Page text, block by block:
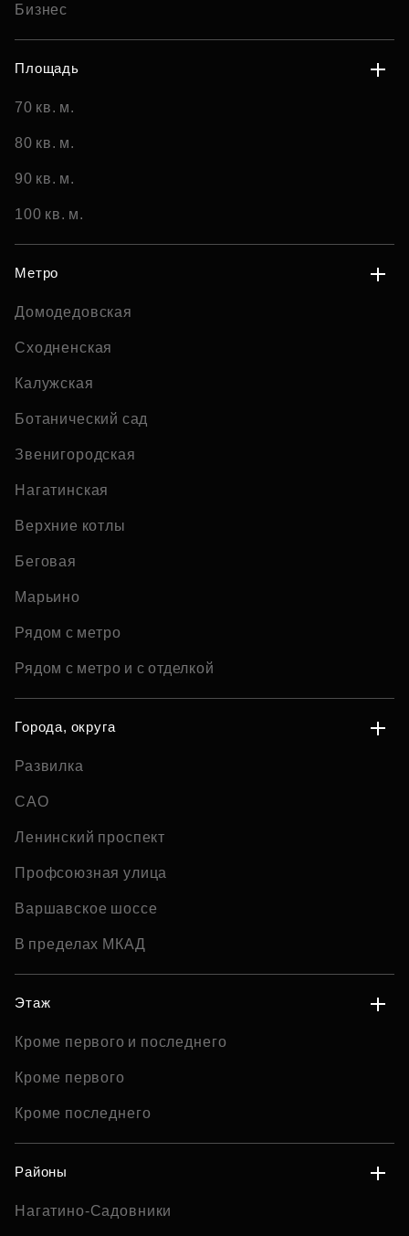
Бизнес
Площадь
70 кв. м.
80 кв. м.
90 кв. м.
100 кв. м.
Метро
Домодедовская
Сходненская
Калужская
Ботанический сад
Звенигородская
Нагатинская
Верхние котлы
Беговая
Марьино
Рядом с метро
Рядом с метро и с отделкой
Города, округа
Развилка
САО
Ленинский проспект
Профсоюзная улица
Варшавское шоссе
В пределах МКАД
Этаж
Кроме первого и последнего
Кроме первого
Кроме последнего
Районы
Нагатино-Садовники